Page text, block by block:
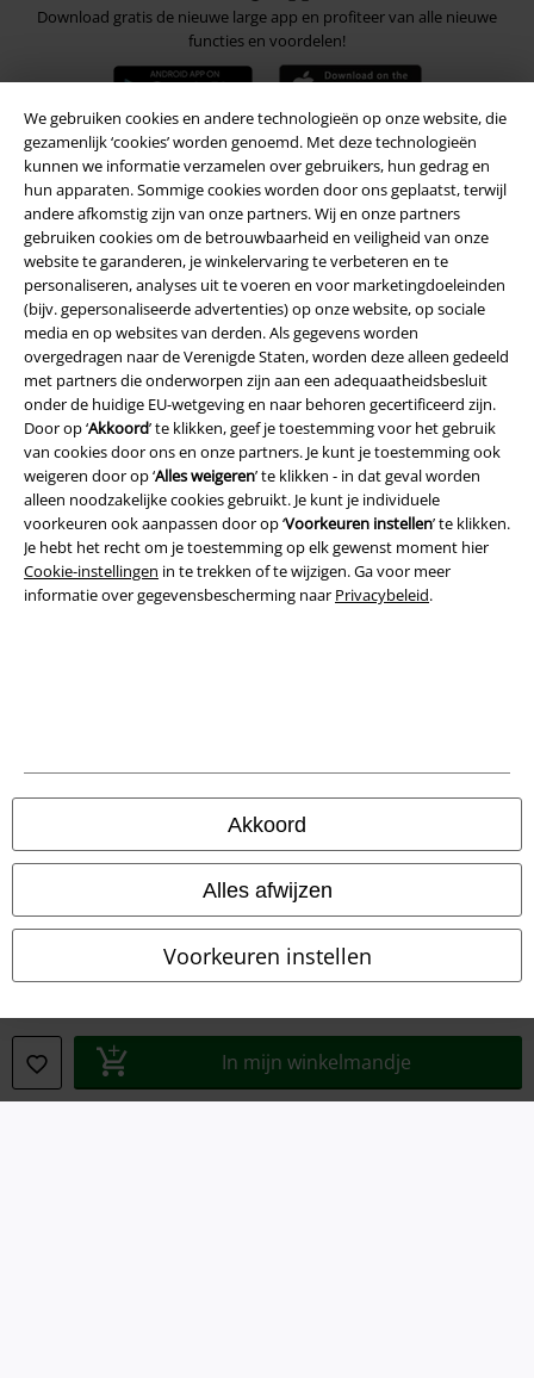
We gebruiken cookies en andere technologieën op onze website, die
gezamenlijk ‘cookies’ worden genoemd. Met deze technologieën
kunnen we informatie verzamelen over gebruikers, hun gedrag en
hun apparaten. Sommige cookies worden door ons geplaatst, terwijl
andere afkomstig zijn van onze partners. Wij en onze partners
gebruiken cookies om de betrouwbaarheid en veiligheid van onze
website te garanderen, je winkelervaring te verbeteren en te
personaliseren, analyses uit te voeren en voor marketingdoeleinden
(bijv. gepersonaliseerde advertenties) op onze website, op sociale
media en op websites van derden. Als gegevens worden
overgedragen naar de Verenigde Staten, worden deze alleen gedeeld
met partners die onderworpen zijn aan een adequaatheidsbesluit
onder de huidige EU-wetgeving en naar behoren gecertificeerd zijn.
Door op ‘Akkoord’ te klikken, geef je toestemming voor het gebruik
van cookies door ons en onze partners. Je kunt je toestemming ook
weigeren door op ‘Alles weigeren’ te klikken - in dat geval worden
alleen noodzakelijke cookies gebruikt. Je kunt je individuele
voorkeuren ook aanpassen door op ‘Voorkeuren instellen’ te klikken.
Je hebt het recht om je toestemming op elk gewenst moment hier
Cookie-instellingen in te trekken of te wijzigen. Ga voor meer
informatie over gegevensbescherming naar Privacybeleid.
Akkoord
Alles afwijzen
Voorkeuren instellen
In mijn winkelmandje
Download gratis de nieuwe large app en profiteer van alle nieuwe
functies en voordelen!
A Warner Music Group Company
Beveiliging
Bedrijfsgegevens
Privacyverklaring
Informatie over toegankelijkheid
Cookie-instellingen
Annuleer bestelling